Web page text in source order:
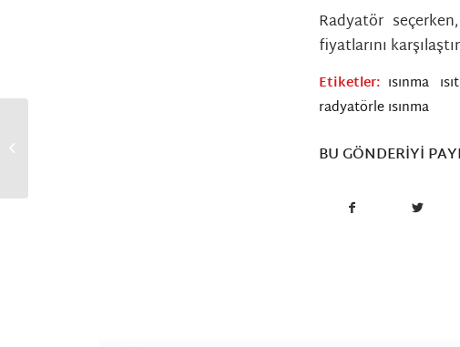
Radyatör
fiyatlarını
Etiketler: ısınma,
radyatörle ısınma
BU GÖNDERIYI